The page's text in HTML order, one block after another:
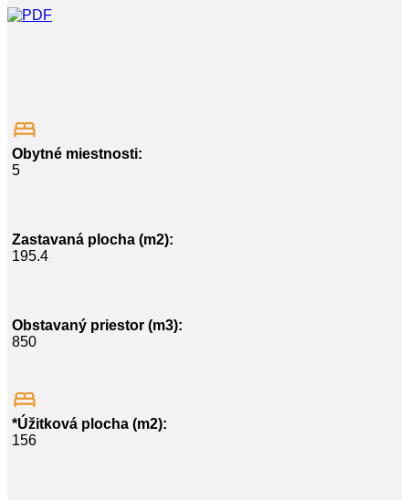
Obytné miestnosti:
5
Zastavaná plocha (m2):
195.4
Obstavaný priestor (m3):
850
*Úžitková plocha (m2):
156